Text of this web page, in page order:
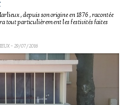
, depuis son origine en 1876 , racontée
tout particulièrement les festivités faites
- 29/07/2016